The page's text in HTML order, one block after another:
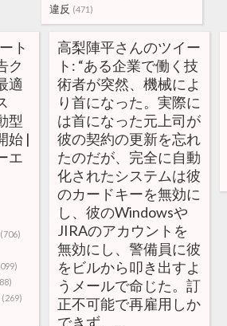
違反 (471)
ト
ク
適
型
始 |
エ
(706)
(269)
高梨陣平さんのツイー
ト: “ある企業で働く技
術者が突然、機械によ
り首になった。実際に
は首になった元上司が
彼の契約の更新を忘れ
たのだが、完全に自動
化されたシステムは彼
のカードキーを無効に
し、彼のWindowsや
JIRAのアカウントを
無効にし、警備員に彼
をビルから叩き出すよ
うメールで命じた。訂
正不可能で再雇用しか
できず。…